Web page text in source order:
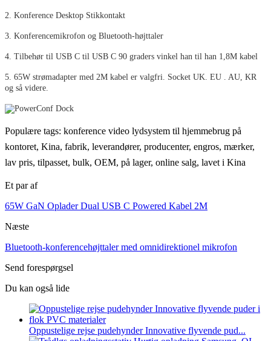
2. Konference Desktop Stikkontakt
3. Konferencemikrofon og Bluetooth-højttaler
4. Tilbehør til USB C til USB C 90 graders vinkel han til han 1,8M kabel
5. 65W strømadapter med 2M kabel er valgfri. Socket UK. EU . AU, KR
og så videre.
Populære tags: konference video lydsystem til hjemmebrug på
kontoret, Kina, fabrik, leverandører, producenter, engros, mærker,
lav pris, tilpasset, bulk, OEM, på lager, online salg, lavet i Kina
Et par af
65W GaN Oplader Dual USB C Powered Kabel 2M
Næste
Bluetooth-konferencehøjttaler med omnidirektionel mikrofon
Send forespørgsel
Du kan også lide
Oppustelige rejse pudehynder Innovative flyvende pud...